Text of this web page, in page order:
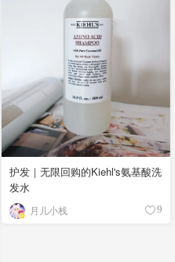
护发｜无限回购的Kiehl's氨基酸洗
发水
月儿小栈 9